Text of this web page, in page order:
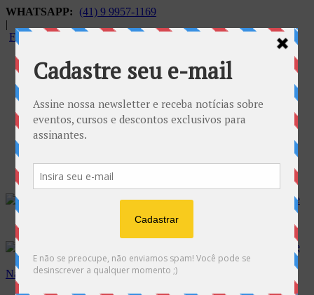
WHATSAPP:
(41) 9 9957-1169
|
FALECONOSCO@GNOSE.ORG.BR
Navegação